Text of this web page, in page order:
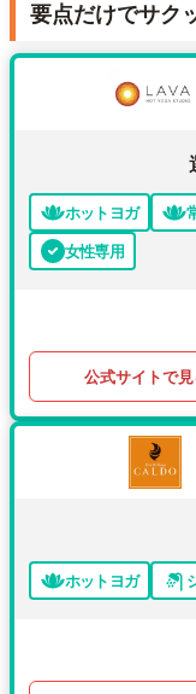
要点だけでサク
ホットヨガ
女性専用
公式サイトで見
ホットヨガ